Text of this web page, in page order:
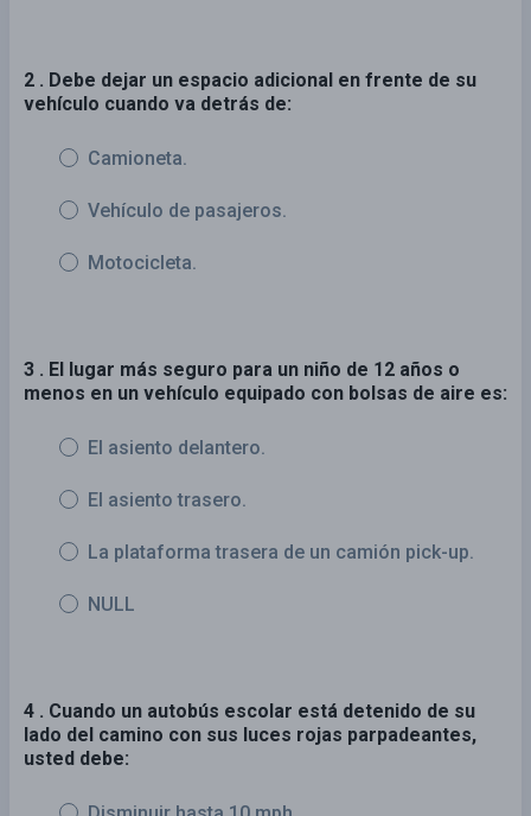
2 . Debe dejar un espacio adicional en frente de su
vehículo cuando va detrás de:
Camioneta.
Vehículo de pasajeros.
Motocicleta.
3 . El lugar más seguro para un niño de 12 años o
menos en un vehículo equipado con bolsas de aire es:
El asiento delantero.
El asiento trasero.
La plataforma trasera de un camión pick-up.
NULL
4 . Cuando un autobús escolar está detenido de su
lado del camino con sus luces rojas parpadeantes,
usted debe: